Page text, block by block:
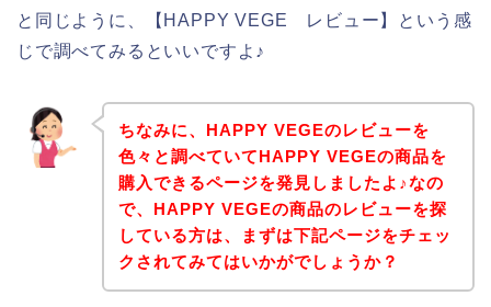
と同じように、【HAPPY VEGE レビュー】という感
じで調べてみるといいですよ♪
ちなみに、HAPPY VEGEのレビューを
色々と調べていてHAPPY VEGEの商品を
購入できるページを発見しましたよ♪なの
で、HAPPY VEGEの商品のレビューを探
している方は、まずは下記ページをチェッ
クされてみてはいかがでしょうか？